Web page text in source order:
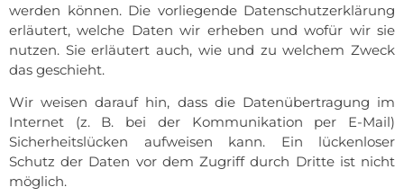
werden können. Die vorliegende Datenschutzerklärung
erläutert, welche Daten wir erheben und wofür wir sie
nutzen. Sie erläutert auch, wie und zu welchem Zweck
das geschieht.
Wir weisen darauf hin, dass die Datenübertragung im
Internet (z. B. bei der Kommunikation per E-Mail)
Sicherheitslücken aufweisen kann. Ein lückenloser
Schutz der Daten vor dem Zugriff durch Dritte ist nicht
möglich.